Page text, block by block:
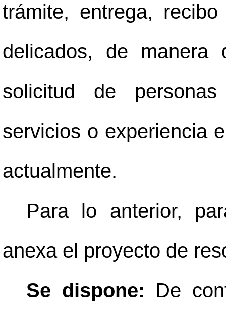
trámite, entrega,
delicados, de manera
solicitud de
servicios o experiencia
actualmente.
Para lo anterior,
anexa el proyecto de
Se dispone: De